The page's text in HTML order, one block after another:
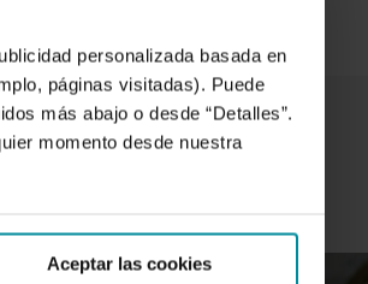
personalizada basada en
páginas visitadas). Puede
más abajo o desde “Detalles”.
momento desde nuestra
Aceptar las cookies
Tercer